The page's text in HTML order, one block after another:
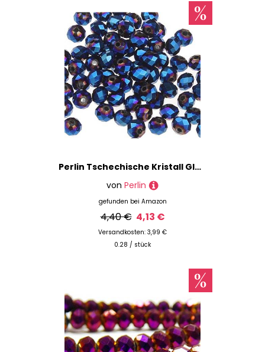
Perlin Tschechische Kristall Glas Perlen CZ Böhmische Facettierte Rondelle Glasperlen 4/6/8/10 mm (Fire-Polished Blau, 10x8 mm)
von Perlin
gefunden bei Amazon
4,40 € 4,13 €
Versandkosten: 3,99 €
0.28 / stück